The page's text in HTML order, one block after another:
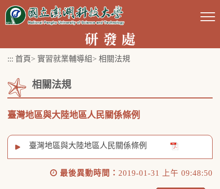
跳
::: 首頁> 實習就業輔導組 > 相關法規
相關法規
臺灣地區與大陸地區人民關係條例
臺灣地區與大陸地區人民關係條例
最後異動時間： 2019-01-31 上午 09:48:50